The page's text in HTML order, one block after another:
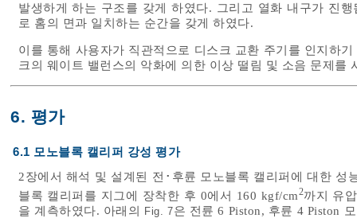
발생하게 하는 구조를 갖게 하였다. 그리고 열화 내구가 진
로 홈의 면과 일치하는 순간을 갖게 하였다.
이를 통해 사용자가 직관적으로 디스크 교환 주기를 인지하
크의 웨이트 밸런스의 악화에 의한 이상 떨림 및 소음 문제를
6. 평가
6.1 모노블록 캘리퍼 강성 평가
2장에서 해석 및 설계된 전･후륜 모노블록 캘리퍼에 대한
블록 캘리퍼를 지그에 장착한 후 0에서 160 kgf/cm2까지 유
을 계측하였다. 아래의 Fig. 7은 전륜 6 Piston, 후륜 4 Piston